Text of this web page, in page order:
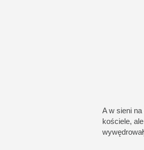
A w sieni
kościele,